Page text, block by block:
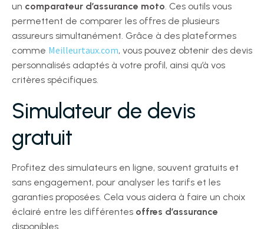
un comparateur d’assurance moto. Ces outils vous
permettent de comparer les offres de plusieurs
assureurs simultanément. Grâce à des plateformes
comme Meilleurtaux.com, vous pouvez obtenir des devis
personnalisés adaptés à votre profil, ainsi qu’à vos
critères spécifiques.
Simulateur de devis
gratuit
Profitez des simulateurs en ligne, souvent gratuits et
sans engagement, pour analyser les tarifs et les
garanties proposées. Cela vous aidera à faire un choix
éclairé entre les différentes offres d’assurance
disponibles.